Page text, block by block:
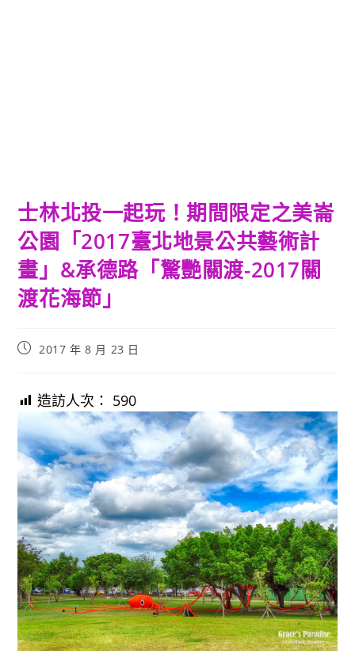
士林北投一起玩！期間限定之美崙
公園「2017臺北地景公共藝術計
畫」&承德路「驚艷關渡-2017關
渡花海節」
Post2017 年 8 月 23 日
造訪人次： 590